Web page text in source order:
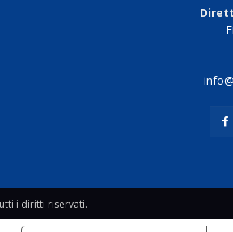
i diritti riservati.